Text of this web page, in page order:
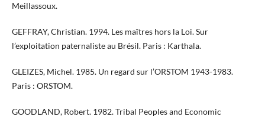
Meillassoux.
GEFFRAY, Christian. 1994. Les maîtres hors la Loi. Sur
l’exploitation paternaliste au Brésil. Paris : Karthala.
GLEIZES, Michel. 1985. Un regard sur l’ORSTOM 1943-1983.
Paris : ORSTOM.
GOODLAND, Robert. 1982. Tribal Peoples and Economic